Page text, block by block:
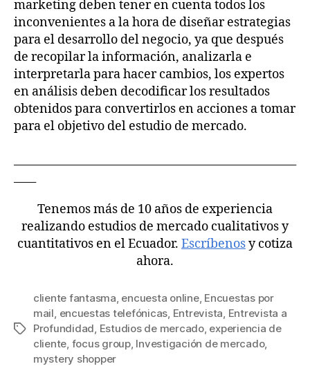
marketing deben tener en cuenta todos los
inconvenientes a la hora de diseñar estrategias
para el desarrollo del negocio, ya que después
de recopilar la información, analizarla e
interpretarla para hacer cambios, los expertos
en análisis deben decodificar los resultados
obtenidos para convertirlos en acciones a tomar
para el objetivo del estudio de mercado.
Tenemos más de 10 años de experiencia
realizando estudios de mercado cualitativos y
cuantitativos en el Ecuador. Escríbenosy cotiza
ahora.
cliente fantasma, encuesta online, Encuestas por
mail, encuestas telefónicas, Entrevista, Entrevista a
Profundidad, Estudios de mercado, experiencia de
cliente, focus group, Investigación de mercado,
mystery shopper